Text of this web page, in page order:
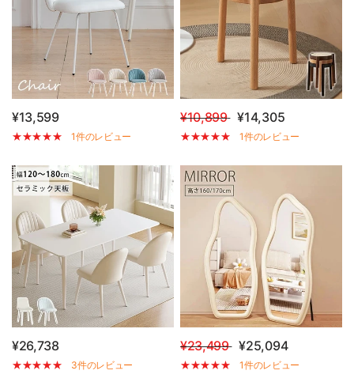
¥13,599
1件のレビュー
¥10,899 ¥14,305
1件のレビュー
¥26,738
3件のレビュー
¥23,499 ¥25,094
1件のレビュー